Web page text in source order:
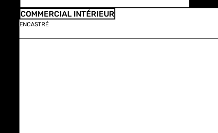
COMMERCIAL INTÉRIEUR
ENCASTRÉ